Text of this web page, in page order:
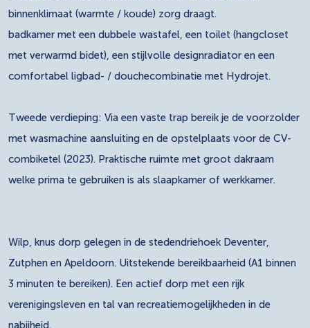
binnenklimaat (warmte / koude) zorg draagt.
badkamer met een dubbele wastafel, een toilet (hangcloset
met verwarmd bidet), een stijlvolle designradiator en een
comfortabel ligbad- / douchecombinatie met Hydrojet.
Tweede verdieping: Via een vaste trap bereik je de voorzolder
met wasmachine aansluiting en de opstelplaats voor de CV-
combiketel (2023). Praktische ruimte met groot dakraam
welke prima te gebruiken is als slaapkamer of werkkamer.
Wilp, knus dorp gelegen in de stedendriehoek Deventer,
Zutphen en Apeldoorn. Uitstekende bereikbaarheid (A1 binnen
3 minuten te bereiken). Een actief dorp met een rijk
verenigingsleven en tal van recreatiemogelijkheden in de
nabijheid.